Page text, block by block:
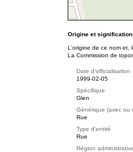
Origine et signification
L'origine de ce nom et,
La Commission de
Date d'officialisation
1999-02-05
Spécifique
Glen
Générique (avec ou
Rue
Type d'entité
Rue
Région administrative